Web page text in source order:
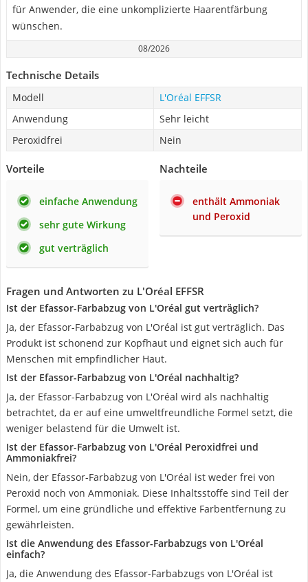
für Anwender, die eine unkomplizierte Haarentfärbung
wünschen.
08/2026
Technische Details
Modell
L'Oréal EFFSR
Anwendung
Sehr leicht
Peroxidfrei
Nein
Vorteile
einfache Anwendung
sehr gute Wirkung
gut verträglich
Nachteile
enthält Ammoniak
und Peroxid
Fragen und Antworten zu L'Oréal EFFSR
Ist der Efassor-Farbabzug von L'Oréal gut verträglich?
Ja, der Efassor-Farbabzug von L'Oréal ist gut verträglich. Das
Produkt ist schonend zur Kopfhaut und eignet sich auch für
Menschen mit empfindlicher Haut.
Ist der Efassor-Farbabzug von L'Oréal nachhaltig?
Ja, der Efassor-Farbabzug von L'Oréal wird als nachhaltig
betrachtet, da er auf eine umweltfreundliche Formel setzt, die
weniger belastend für die Umwelt ist.
Ist der Efassor-Farbabzug von L'Oréal Peroxidfrei und
Ammoniakfrei?
Nein, der Efassor-Farbabzug von L'Oréal ist weder frei von
Peroxid noch von Ammoniak. Diese Inhaltsstoffe sind Teil der
Formel, um eine gründliche und effektive Farbentfernung zu
gewährleisten.
Ist die Anwendung des Efassor-Farbabzugs von L'Oréal
einfach?
Ja, die Anwendung des Efassor-Farbabzugs von L'Oréal ist